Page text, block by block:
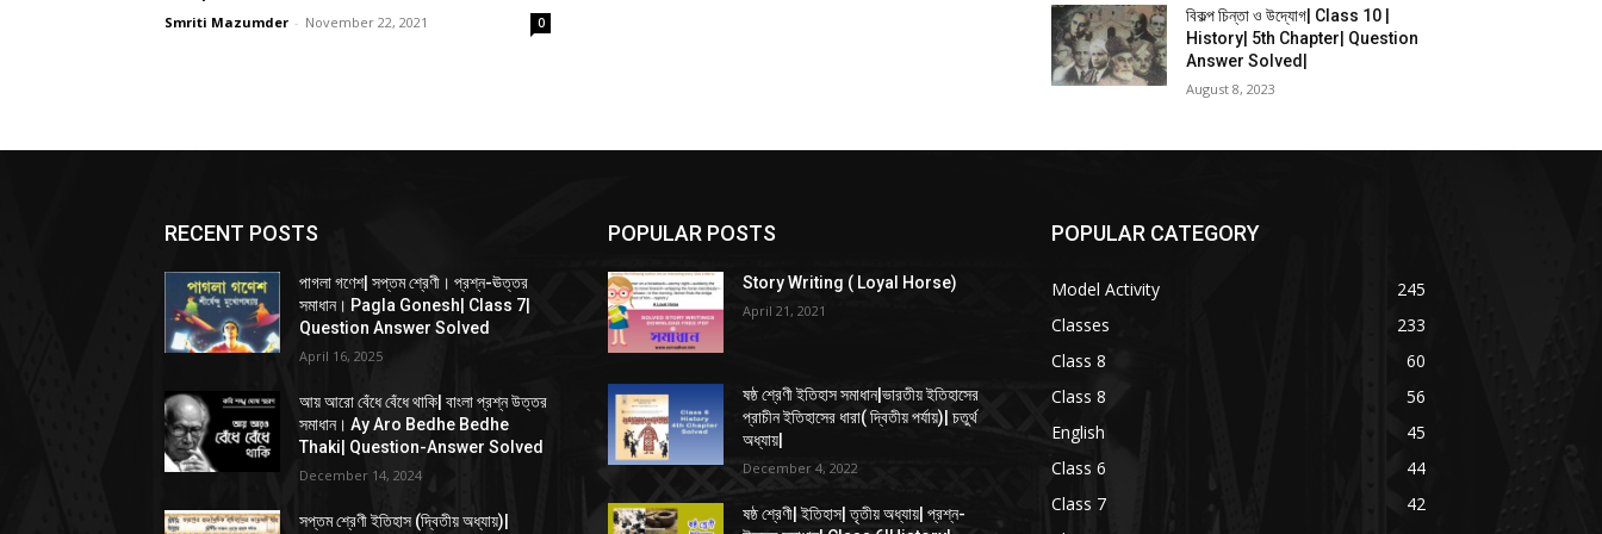
Smriti Mazumder - November 22, 2021 0
বিকল্প চিন্তা ও উদ্যোগ| Class 10 |
History| 5th Chapter| Question
Answer Solved|
August 8, 2023
RECENT POSTS
পাগলা গণেশ| সপ্তম শ্রেণী। প্রশ্ন-ঊত্তর
সমাধান। Pagla Gonesh| Class 7|
Question Answer Solved
April 16, 2025
আয় আরো বেঁধে বেঁধে থাকি| বাংলা প্রশ্ন উত্তর
সমাধান। Ay Aro Bedhe Bedhe
Thaki| Question-Answer Solved
December 14, 2024
সপ্তম শ্রেণী ইতিহাস (দ্বিতীয় অধ্যায়)|
POPULAR POSTS
Story Writing ( Loyal Horse)
April 21, 2021
ষষ্ঠ শ্রেণী ইতিহাস সমাধান|ভারতীয় ইতিহাসের
প্রাচীন ইতিহাসের ধারা( দ্বিতীয় পর্যায়)| চতুর্থ
অধ্যায়|
December 4, 2022
ষষ্ঠ শ্রেণী| ইতিহাস| তৃতীয় অধ্যায়| প্রশ্ন-
POPULAR CATEGORY
Model Activity
245
Classes
233
Class 8
60
Class 8
56
English
45
Class 6
44
Class 7
42